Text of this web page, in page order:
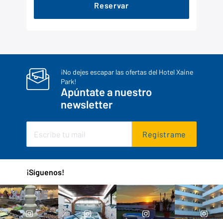
Reservar
¡No dejes escapar las ofertas del Hotel Xaine
Park!
Apúntate a nuestro
newsletter
Regístrame
¡Síguenos!